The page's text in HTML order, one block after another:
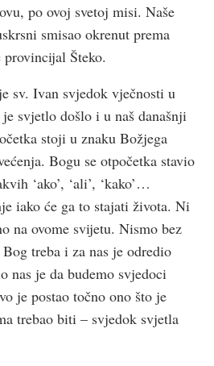
po ovoj svetoj misi. Naše
smisao okrenut prema
Šteko.
sv. Ivan svjedok vječnosti u
svjetlo došlo i u naš današnji
stoji u znaku Božjega
Bogu se otpočetka stavio
‘ako’, ‘ali’, ‘kako’…
iako će ga to stajati života. Ni
na ovome svijetu. Nismo bez
treba i za nas je odredio
nas je da budemo svjedoci
je postao točno ono što je
trebao biti – svjedok svjetla